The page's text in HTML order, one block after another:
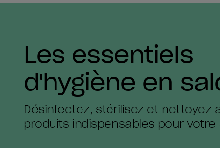
Les essentiels
d'hygiène en
Désinfectez, stérilisez et nettoyez
produits indispensables pour votre